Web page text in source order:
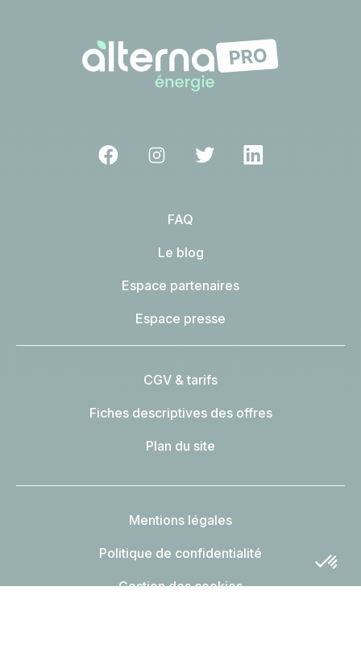
FAQ
Le blog
Espace partenaires
Espace presse
CGV & tarifs
Fiches descriptives des offres
Plan du site
Mentions légales
Politique de confidentialité
Gestion des cookies